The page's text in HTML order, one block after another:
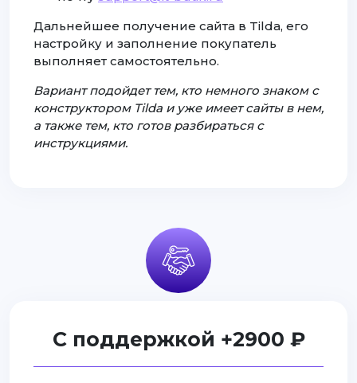
Дальнейшее получение сайта в Tilda, его
настройку и заполнение покупатель
выполняет самостоятельно.
Вариант подойдет тем, кто немного знаком с
конструктором Tilda и уже имеет сайты в нем,
а также тем, кто готов разбираться с
инструкциями.
С поддержкой +2900 ₽